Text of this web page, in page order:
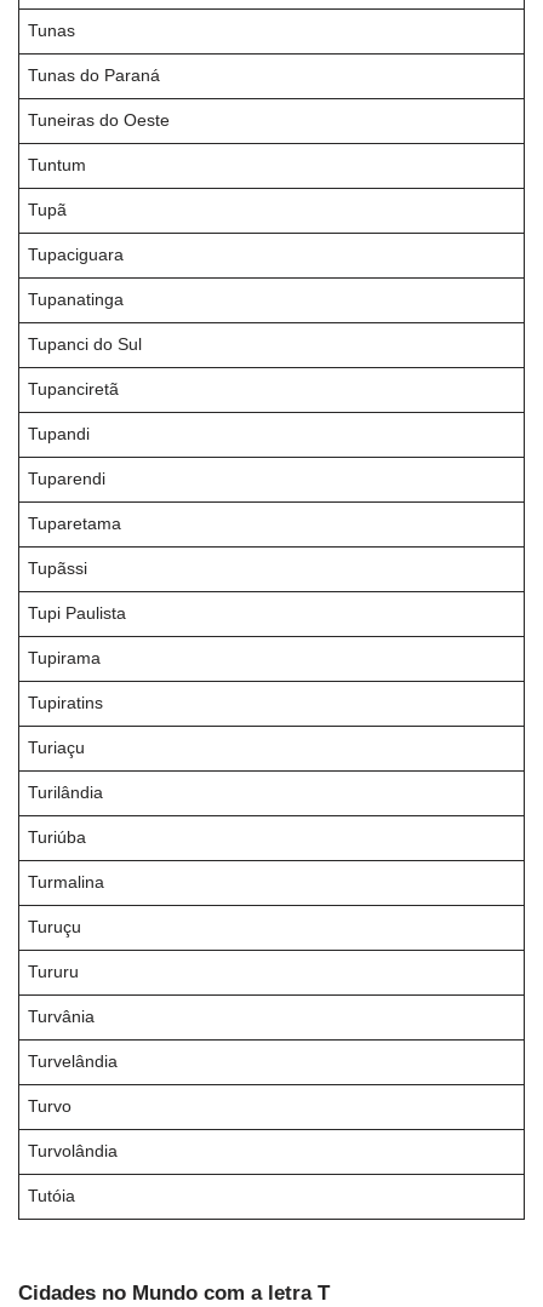
Tunas
Tunas do Paraná
Tuneiras do Oeste
Tuntum
Tupã
Tupaciguara
Tupanatinga
Tupanci do Sul
Tupanciretã
Tupandi
Tuparendi
Tuparetama
Tupãssi
Tupi Paulista
Tupirama
Tupiratins
Turiaçu
Turilândia
Turiúba
Turmalina
Turuçu
Tururu
Turvânia
Turvelândia
Turvo
Turvolândia
Tutóia
Cidades no Mundo com a letra T